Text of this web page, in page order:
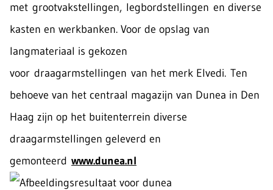
met grootvakstellingen, legbordstellingen en diverse
kasten en werkbanken. Voor de opslag van
langmateriaal is gekozen
voor draagarmstellingen van het merk Elvedi. Ten
behoeve van het centraal magazijn van Dunea in Den
Haag zijn op het buitenterrein diverse
draagarmstellingen geleverd en
gemonteerd www.dunea.nl